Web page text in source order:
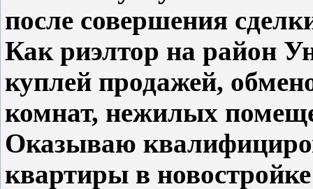
после совершения
Как риэлтор на район
куплей продажей,
комнат, нежилых
Оказываю
квартиры в новостройке